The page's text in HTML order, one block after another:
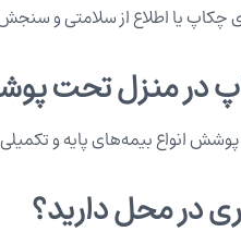
چکاپ یا اطلاع از سلامتی و
در منزل تحت
انواع بیمه‌های پایه و
در محل دارید؟